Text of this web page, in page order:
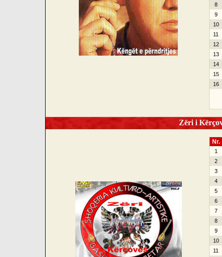
8
9
10
11
12
13
14
15
16
Zëri i
Nr.
1
2
3
4
5
6
7
8
9
10
11